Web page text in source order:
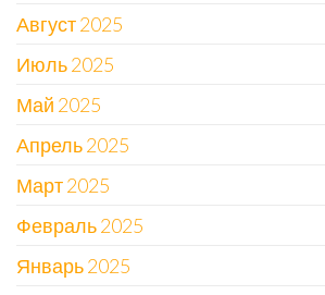
Август 2025
Июль 2025
Май 2025
Апрель 2025
Март 2025
Февраль 2025
Январь 2025